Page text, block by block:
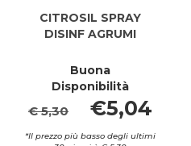
CITROSIL SPRAY
DISINF AGRUMI
Buona
Disponibilità
€ 5,30 €5,04
*Il prezzo più basso degli ultimi